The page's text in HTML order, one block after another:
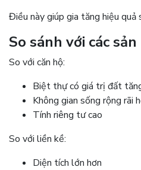
Điều này giúp gia tăng hiệu quả
So sánh với các
So với căn hộ:
Biệt thự có giá trị đất
Không gian sống rộng rãi
Tính riêng tư cao
So với liền kề:
Diện tích lớn hơn